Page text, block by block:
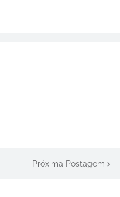
Próxima Postagem